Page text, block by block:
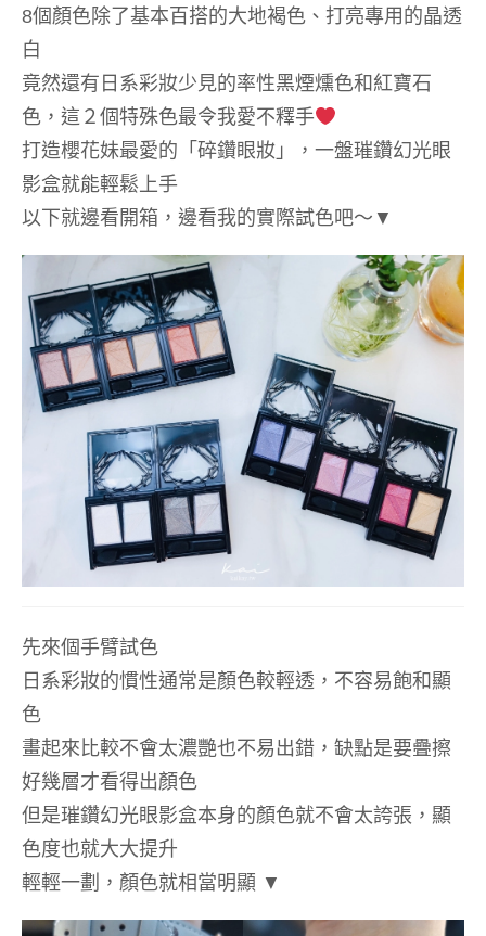
8個顏色除了基本百搭的大地褐色、打亮專用的晶透
白
竟然還有日系彩妝少見的率性黑煙燻色和紅寶石
色，這２個特殊色最令我愛不釋手
打造櫻花妹最愛的「碎鑽眼妝」，一盤璀鑽幻光眼
影盒就能輕鬆上手
以下就邊看開箱，邊看我的實際試色吧～ ▼
先來個手臂試色
日系彩妝的慣性通常是顏色較輕透，不容易飽和顯
色
畫起來比較不會太濃艷也不易出錯，缺點是要疊擦
好幾層才看得出顏色
但是璀鑽幻光眼影盒本身的顏色就不會太誇張，顯
色度也就大大提升
輕輕一劃，顏色就相當明顯 ▼